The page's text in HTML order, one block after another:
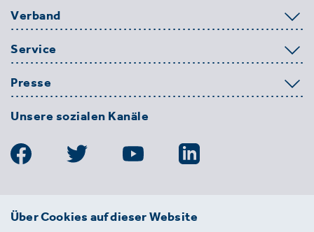
Verband
Service
Presse
Unsere sozialen Kanäle
BDE
Über Cookies auf dieser Website